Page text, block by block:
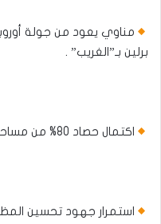
مناوي يعود من جولة
برلين بـ”الغريب” .
اكتمال حصاد 80% من مساحات القمح بمشروع الجزيرة .
استمرار جهود تحسين